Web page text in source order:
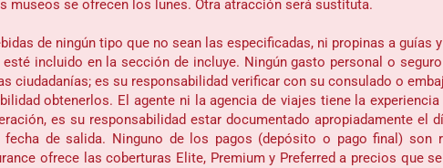
museos se ofrecen los lunes. Otra atracción será sustituta.
de ningún tipo que no sean las especificadas, ni propinas a
incluido en la sección de incluye. Ningún gasto personal o
ciudadanías; es su responsabilidad verificar con su consulado o
obtenerlos. El agente ni la agencia de viajes tiene la
es su responsabilidad estar documentado apropiadamente el
de salida. Ninguno de los pagos (depósito o pago final) son
ofrece las coberturas Elite, Premium y Preferred a precios que